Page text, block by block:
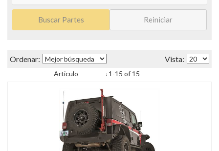
Buscar Partes Reiniciar
Items 1 -15 of 15